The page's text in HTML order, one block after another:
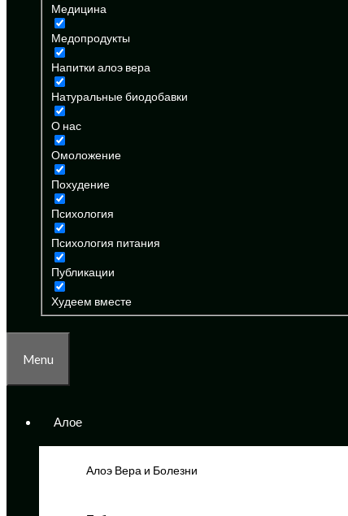
Медицина
Медопродукты
Напитки алоэ вера
Натуральные биодобавки
О нас
Омоложение
Похудение
Психология
Психология питания
Публикации
Худеем вместе
Menu
Алое
Алоэ Вера и Болезни